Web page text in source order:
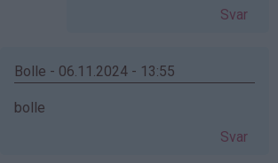
Svar
Bolle - 06.11.2024 - 13:55
Som
bolle
Svar